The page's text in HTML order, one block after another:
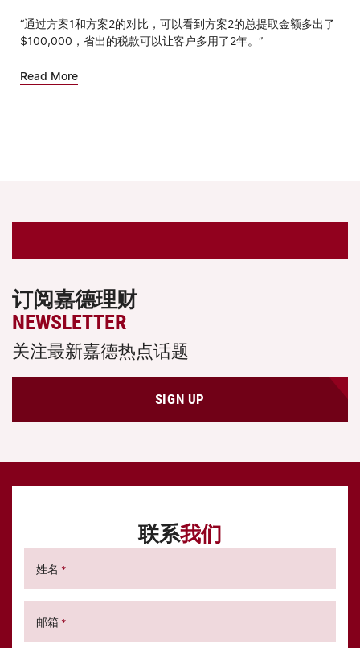
“通过方案1和方案2的对比，可以看到方案2的总提取金额多出了
$100,000，省出的税款可以让客户多用了2年。”
Read More
订阅嘉德理财
NEWSLETTER
关注最新嘉德热点话题
SIGN UP
联系我们
姓名 *
邮箱 *